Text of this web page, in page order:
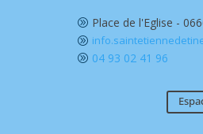
A Place de l'Eglise -
A
A 04 93 02 41 96